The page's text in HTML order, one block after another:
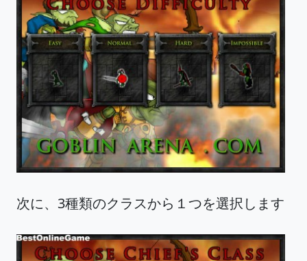
次に、3種類のクラスから１つを選択します